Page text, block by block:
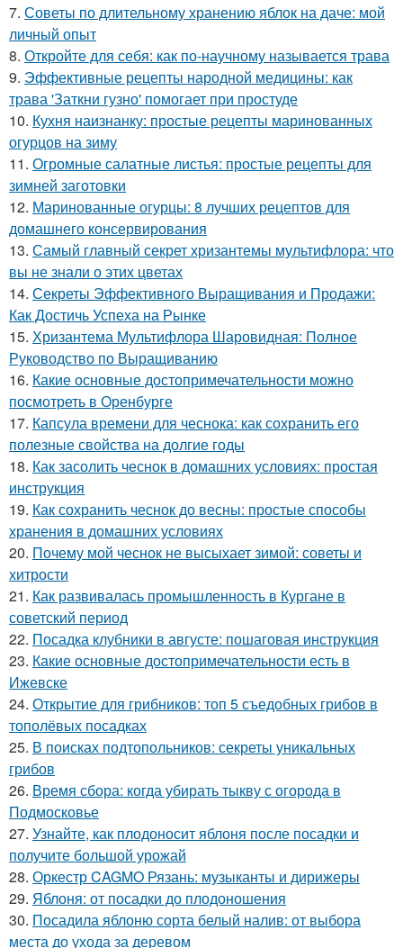
7. Советы по длительному хранению яблок на даче: мой
личный опыт
8. Откройте для себя: как по-научному называется трава
9. Эффективные рецепты народной медицины: как
трава 'Заткни гузно' помогает при простуде
10. Кухня наизнанку: простые рецепты маринованных
огурцов на зиму
11. Огромные салатные листья: простые рецепты для
зимней заготовки
12. Маринованные огурцы: 8 лучших рецептов для
домашнего консервирования
13. Самый главный секрет хризантемы мультифлора: что
вы не знали о этих цветах
14. Секреты Эффективного Выращивания и Продажи:
Как Достичь Успеха на Рынке
15. Хризантема Мультифлора Шаровидная: Полное
Руководство по Выращиванию
16. Какие основные достопримечательности можно
посмотреть в Оренбурге
17. Капсула времени для чеснока: как сохранить его
полезные свойства на долгие годы
18. Как засолить чеснок в домашних условиях: простая
инструкция
19. Как сохранить чеснок до весны: простые способы
хранения в домашних условиях
20. Почему мой чеснок не высыхает зимой: советы и
хитрости
21. Как развивалась промышленность в Кургане в
советский период
22. Посадка клубники в августе: пошаговая инструкция
23. Какие основные достопримечательности есть в
Ижевске
24. Открытие для грибников: топ 5 съедобных грибов в
тополёвых посадках
25. В поисках подтопольников: секреты уникальных
грибов
26. Время сбора: когда убирать тыкву с огорода в
Подмосковье
27. Узнайте, как плодоносит яблоня после посадки и
получите большой урожай
28. Оркестр CAGMO Рязань: музыканты и дирижеры
29. Яблоня: от посадки до плодоношения
30. Посадила яблоню сорта белый налив: от выбора
места до ухода за деревом